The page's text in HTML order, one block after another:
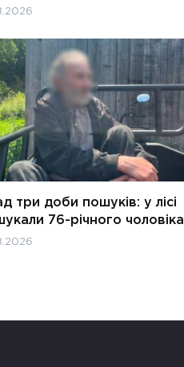
три доби пошуків: у лісі
76-річного чоловіка